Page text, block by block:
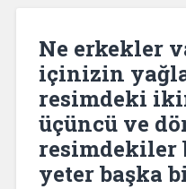
Ne erkekler
içinizin
resimdeki
üçüncü ve
resimdekiler
yeter başka